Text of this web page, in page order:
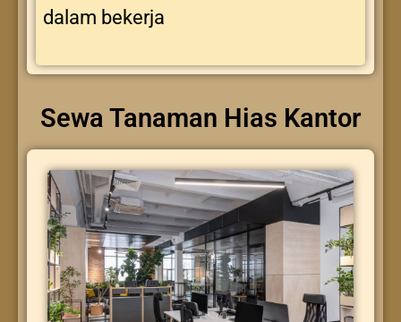
dalam bekerja
Sewa Tanaman Hias Kantor